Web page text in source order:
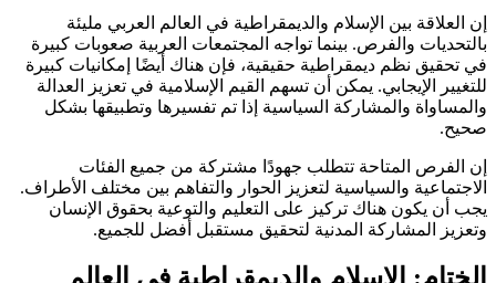
إن العلاقة بين الإسلام والديمقراطية في العالم العربي مليئة
بالتحديات والفرص. بينما تواجه المجتمعات العربية صعوبات كبيرة
في تحقيق نظم ديمقراطية حقيقية، فإن هناك أيضًا إمكانيات كبيرة
للتغيير الإيجابي. يمكن أن تسهم القيم الإسلامية في تعزيز العدالة
والمساواة والمشاركة السياسية إذا تم تفسيرها وتطبيقها بشكل
صحيح.
إن الفرص المتاحة تتطلب جهودًا مشتركة من جميع الفئات
الاجتماعية والسياسية لتعزيز الحوار والتفاهم بين مختلف الأطراف.
يجب أن يكون هناك تركيز على التعليم والتوعية بحقوق الإنسان
وتعزيز المشاركة المدنية لتحقيق مستقبل أفضل للجميع.
الختام: الإسلام والديمقراطية في العالم